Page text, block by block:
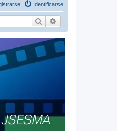
Identificarse
Buscar